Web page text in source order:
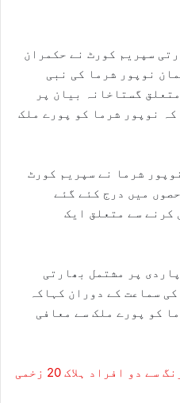
سپریم کورٹ نے حکمران
نوپور شرما کی نبی
گستاخانہ بیان پر
نوپور شرما کو پورے ملک
شرما نے سپریم کورٹ
میں درج کئے گئے
کرنے سے متعلق ایک
پر مشتمل بھارتی
سماعت کے دوران کہاکہ
کو پورے ملک سے معافی
دو افراد ہلاک 20 زخمی